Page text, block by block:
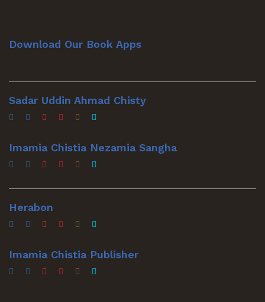
Download Our Book Apps
Sadar Uddin Ahmad Chisty
Imamia Chistia Nezamia Sangha
Herabon
Imamia Chistia Publisher